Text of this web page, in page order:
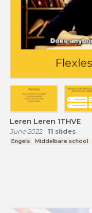
Leren Leren 1THVE
June 2022- 11 slides
Engels Middelbare school